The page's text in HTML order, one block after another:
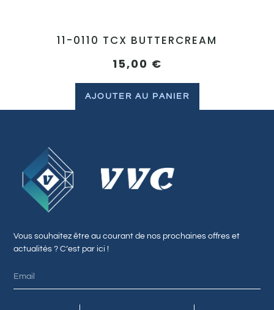
11-0110 TCX BUTTERCREAM
15,00 €
AJOUTER AU PANIER
Vous souhaitez être au courant de nos prochaines offres et
actualités ? C’est par ici !